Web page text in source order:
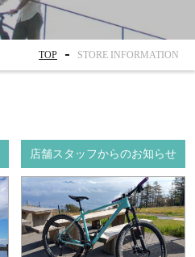
TOP STORE INFORMATION
店舗スタッフからのお知らせ